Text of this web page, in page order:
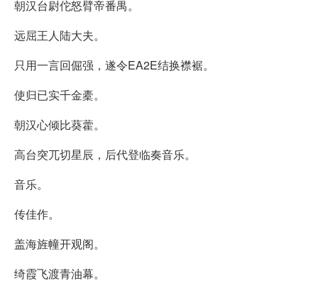
朝汉台尉佗怒臂帝番禺。
远屈王人陆大夫。
只用一言回倔强，遂令EA2E结换襟裾。
使归已实千金橐。
朝汉心倾比葵藿。
高台突兀切星辰，后代登临奏音乐。
音乐。
传佳作。
盖海旌幢开观阁。
绮霞飞渡青油幕。